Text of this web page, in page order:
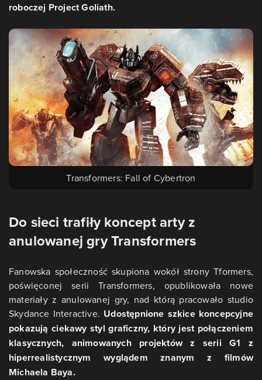
roboczej Project Goliath.
Transformers: Fall of Cybertron
Do sieci trafiły koncept arty z
anulowanej gry Transformers
Fanowska społeczność skupiona wokół strony Tformers,
poświęconej serii Transformers, opublikowała nowe
materiały z anulowanej gry, nad którą pracowało studio
Skydance Interactive. Udostępnione szkice koncepcyjne
pokazują ciekawy styl graficzny, który jest połączeniem
klasycznych, animowanych projektów z serii G1 z
hiperrealistycznym wyglądem znanym z filmów
Michaela Baya.